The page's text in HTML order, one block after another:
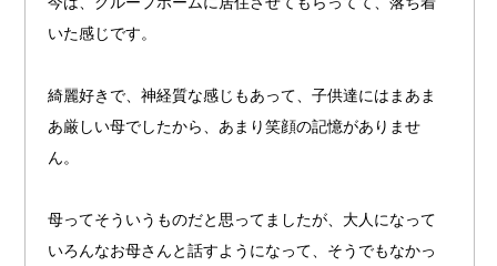
いた感じです。
綺麗好きで、神経質な感じもあって、子供達にはまあま
あ厳しい母でしたから、あまり笑顔の記憶がありませ
ん。
母ってそういうものだと思ってましたが、大人になって
いろんなお母さんと話すようになって、そうでもなかっ